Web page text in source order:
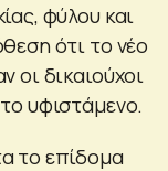
φύλου και
ότι το νέο
οι δικαιούχοι
υφιστάμενο.
το επίδομα